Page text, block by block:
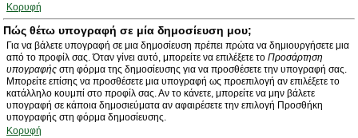
Κορυφή
Πώς θέτω υπογραφή σε μία δημοσίευση μου;
Για να βάλετε υπογραφή σε μια δημοσίευση πρέπει πρώτα να δημιουργήσετε μια
από το προφίλ σας. Όταν γίνει αυτό, μπορείτε να επιλέξετε το Προσάρτηση
υπογραφής στη φόρμα της δημοσίευσης για να προσθέσετε την υπογραφή σας.
Μπορείτε επίσης να προσθέσετε μια υπογραφή ως προεπιλογή αν επιλέξετε το
κατάλληλο κουμπί στο προφίλ σας. Αν το κάνετε, μπορείτε να μην βάλετε
υπογραφή σε κάποια δημοσιεύματα αν αφαιρέσετε την επιλογή Προσθήκη
υπογραφής στη φόρμα δημοσίευσης.
Κορυφή